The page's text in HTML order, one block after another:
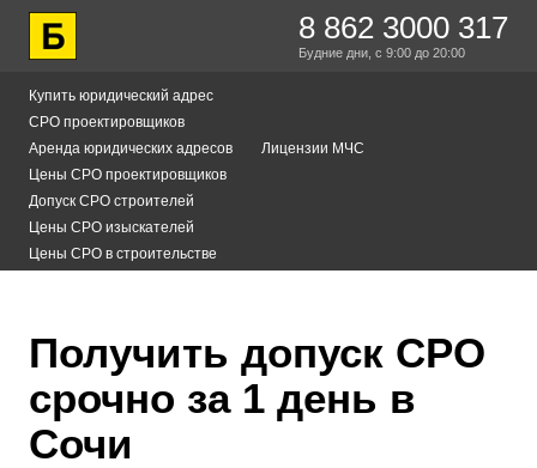
8 862 3000 317
Будние дни, с 9:00 до 20:00
Купить юридический адрес
СРО проектировщиков
Аренда юридических адресов
Лицензии МЧС
Цены СРО проектировщиков
Допуск СРО строителей
Цены СРО изыскателей
Цены СРО в строительстве
Получить допуск СРО
срочно за 1 день в
Сочи